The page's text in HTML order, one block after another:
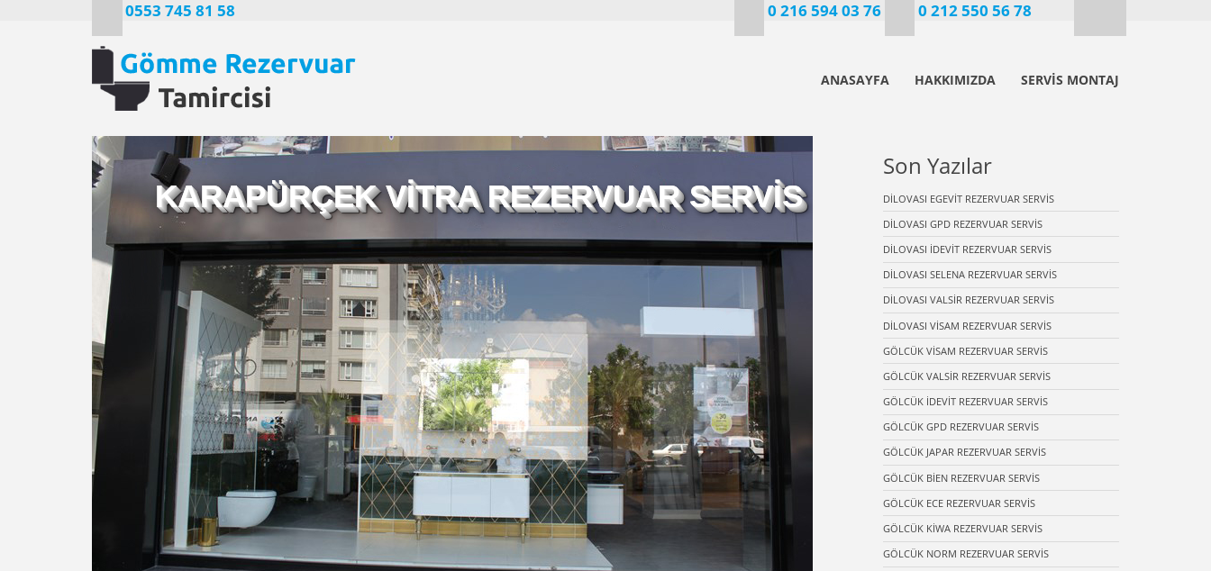
0553 745 81 58 0 216 594 03 76 0 212 550 56 78
ANASAYFA HAKKIMIZDA SERVİS MONTAJ
KARAPÜRÇEK VİTRA REZERVUAR SERVİS
Son Yazılar
DİLOVASI EGEVİT REZERVUAR SERVİS
DİLOVASI GPD REZERVUAR SERVİS
DİLOVASI İDEVİT REZERVUAR SERVİS
DİLOVASI SELENA REZERVUAR SERVİS
DİLOVASI VALSİR REZERVUAR SERVİS
DİLOVASI VİSAM REZERVUAR SERVİS
GÖLCÜK VİSAM REZERVUAR SERVİS
GÖLCÜK VALSİR REZERVUAR SERVİS
GÖLCÜK İDEVİT REZERVUAR SERVİS
GÖLCÜK GPD REZERVUAR SERVİS
GÖLCÜK JAPAR REZERVUAR SERVİS
GÖLCÜK BİEN REZERVUAR SERVİS
GÖLCÜK ECE REZERVUAR SERVİS
GÖLCÜK KİWA REZERVUAR SERVİS
GÖLCÜK NORM REZERVUAR SERVİS